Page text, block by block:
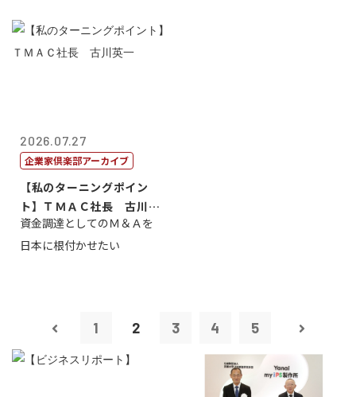
2026.07.27
企業家倶楽部アーカイブ
【私のターニングポイン
ト】ＴＭＡＣ社長 古川英
一
資金調達としてのＭ＆Ａを
日本に根付かせたい
1 2 3 4 5